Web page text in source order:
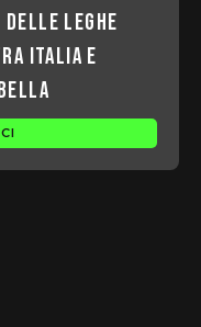
delle leghe
Italia e